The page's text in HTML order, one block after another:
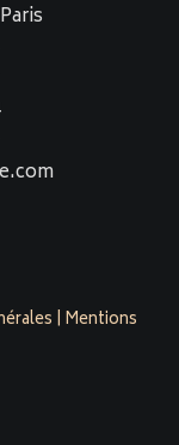
| Mentions